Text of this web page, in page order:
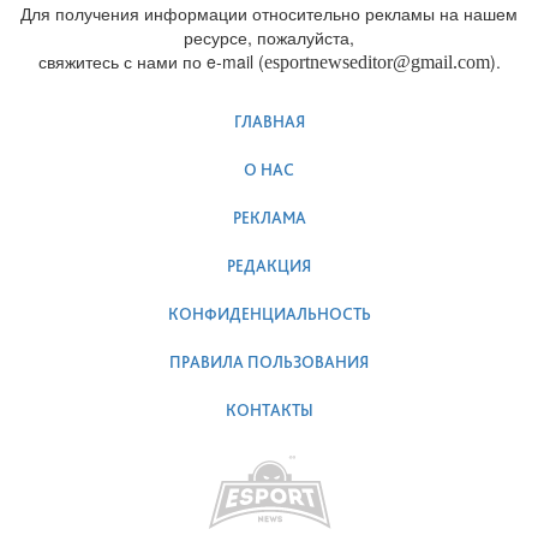
Для получения информации относительно рекламы на нашем
ресурсе, пожалуйста,
свяжитесь с нами по e-mail (esportnewseditor@gmail.com).
ГЛАВНАЯ
О НАС
РЕКЛАМА
РЕДАКЦИЯ
КОНФИДЕНЦИАЛЬНОСТЬ
ПРАВИЛА ПОЛЬЗОВАНИЯ
КОНТАКТЫ